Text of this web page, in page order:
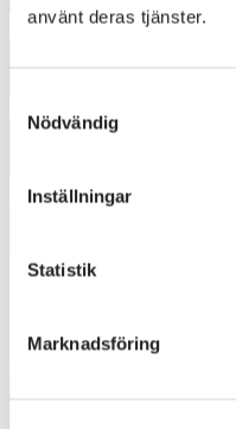
använt deras tjänster.
Nödvändig
Inställningar
Statistik
Marknadsföring
4336
4374
4431